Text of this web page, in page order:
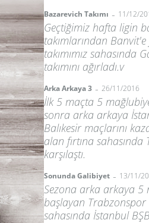
Bazarevich Takımı - 11/12/
Geçtiğimiz hafta ligin
takımlarından
takımımız sahasında
takımını ağırladı.v
Arka Arkaya 3 - 26/11/2016
İlk 5 maçta 5
sonra arka arkaya
Balıkesir maçlarını
alan fırtına sahasında
karşılaştı.
Sonunda Galibiyet - 13/11/
Sezona arka arkaya 5
başlayan
sahasında İstanbul